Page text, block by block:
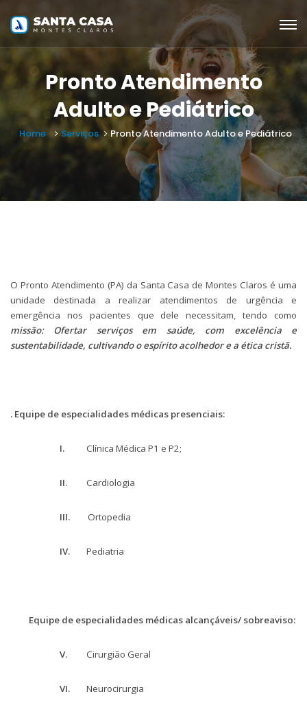
Pronto Atendimento
Adulto e Pediátrico
Home Serviços Pronto Atendimento Adulto e Pediátrico
O Pronto Atendimento (PA) da Santa Casa de Montes Claros é uma
unidade destinada a realizar atendimentos de urgência e
emergência nos pacientes que dele necessitam, tendo como
missão: Ofertar serviços em saúde, com excelência e
sustentabilidade, cultivando o espírito acolhedor e a ética cristã.
. Equipe de especialidades médicas presenciais:
I. Clínica Médica P1 e P2;
II. Cardiologia
III. Ortopedia
IV. Pediatria
Equipe de especialidades médicas alcançáveis/ sobreaviso:
V. Cirurgião Geral
VI. Neurocirurgia